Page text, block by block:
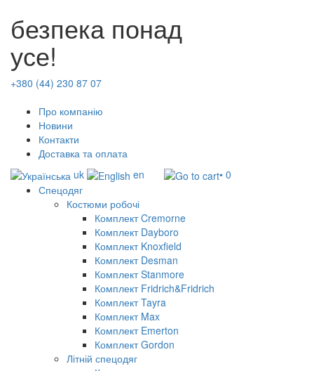
безпека понад
усе!
+380 (44) 230 87 07
Про компанію
Новини
Контакти
Доставка та оплата
uk
en
• 0
Спецодяг
Костюми робочі
Комплект Cremorne
Комплект Dayboro
Комплект Knoxfield
Комплект Desman
Комплект Stanmore
Комплект Fridrich&Fridrich
Комплект Tayra
Комплект Max
Комплект Emerton
Комплект Gordon
Літній спецодяг